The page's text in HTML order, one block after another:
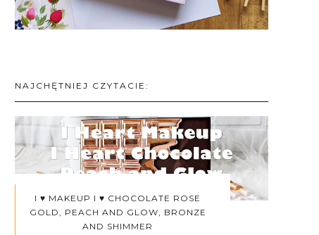
NAJCHĘTNIEJ CZYTACIE:
I ♥ MAKEUP I ♥ CHOCOLATE ROSE
GOLD, PEACH AND GLOW, BRONZE
AND SHIMMER